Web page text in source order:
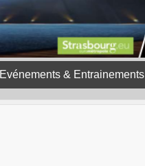
Evénements & Entrainements